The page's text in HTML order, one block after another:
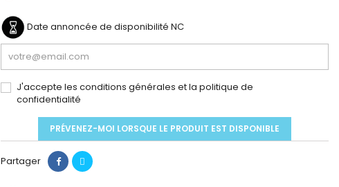
Date annoncée de disponibilité NC
J'accepte les conditions générales et la politique de
confidentialité
PRÉVENEZ-MOI LORSQUE LE PRODUIT EST DISPONIBLE
Partager